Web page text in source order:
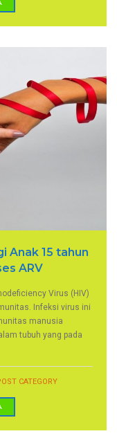
Anak 15 tahun
ARV
Virus (HIV)
Infeksi virus ini
manusia
tubuh yang pada
CATEGORY